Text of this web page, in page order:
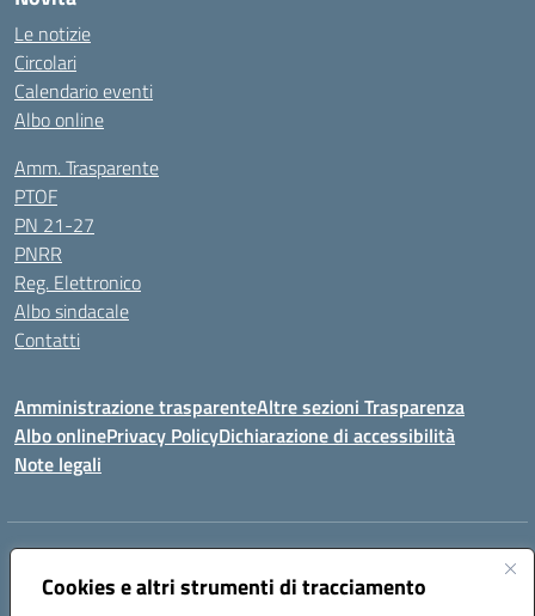
Cookies e altri strumenti di tracciamento
Le notizie
Circolari
Calendario eventi
Albo online
Amm. Trasparente
PTOF
PN 21-27
PNRR
Reg. Elettronico
Albo sindacale
Contatti
Amministrazione trasparenteAltre sezioni Trasparenza
Albo onlinePrivacy PolicyDichiarazione di accessibilità
Note legali
Indirizzo:
Centralino:0923714186 Email:tpvc050004@istruzione.it